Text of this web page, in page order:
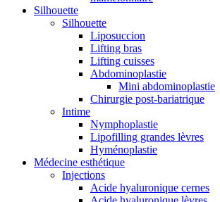
Silhouette
Silhouette
Liposuccion
Lifting bras
Lifting cuisses
Abdominoplastie
Mini abdominoplastie
Chirurgie post-bariatrique
Intime
Nymphoplastie
Lipofilling grandes lèvres
Hyménoplastie
Médecine esthétique
Injections
Acide hyaluronique cernes